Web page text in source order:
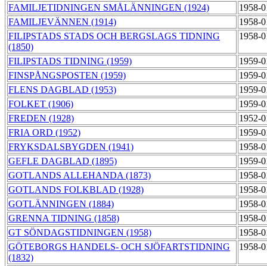
FAMILJETIDNINGEN SMÅLÄNNINGEN (1924)
1958-
FAMILJEVÄNNEN (1914)
1958-
FILIPSTADS STADS OCH BERGSLAGS TIDNING
(1850)
1958-
FILIPSTADS TIDNING (1959)
1959-
FINSPÅNGSPOSTEN (1959)
1959-
FLENS DAGBLAD (1953)
1959-
FOLKET (1906)
1959-
FREDEN (1928)
1952-
FRIA ORD (1952)
1959-
FRYKSDALSBYGDEN (1941)
1958-
GEFLE DAGBLAD (1895)
1959-
GOTLANDS ALLEHANDA (1873)
1958-
GOTLANDS FOLKBLAD (1928)
1958-
GOTLÄNNINGEN (1884)
1958-
GRENNA TIDNING (1858)
1958-
GT SÖNDAGSTIDNINGEN (1958)
1958-
GÖTEBORGS HANDELS- OCH SJÖFARTSTIDNING
(1832)
1958-